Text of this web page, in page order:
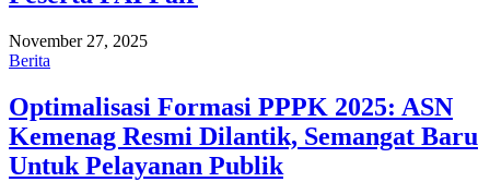
November 27, 2025
Berita
Optimalisasi Formasi PPPK 2025: ASN
Kemenag Resmi Dilantik, Semangat Baru
Untuk Pelayanan Publik